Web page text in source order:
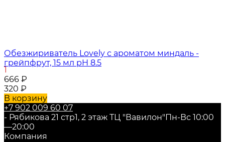
Обезжириватель Lovely с ароматом миндаль -
грейпфрут, 15 мл pH 8.5
1
666 ₽
320 ₽
В корзину
+7 902 009 60 07
- Рябикова 21 стр1, 2 этаж ТЦ "Вавилон"Пн-Вс 10:00
—20:00
Компания